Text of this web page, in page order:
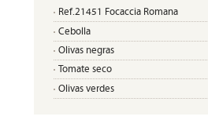
Ref.21451 Focaccia Romana
Cebolla
Olivas negras
Tomate seco
Olivas verdes